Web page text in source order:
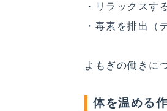
・リラックスす
・毒素を排出（
よもぎの働きに
体を温める